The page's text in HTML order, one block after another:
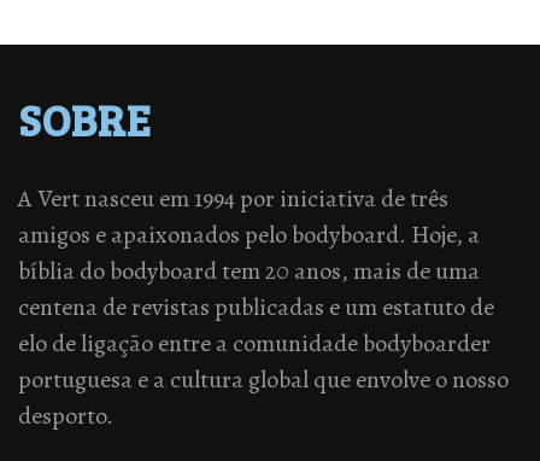
SOBRE
A Vert nasceu em 1994 por iniciativa de três
amigos e apaixonados pelo bodyboard. Hoje, a
bíblia do bodyboard tem 20 anos, mais de uma
centena de revistas publicadas e um estatuto de
elo de ligação entre a comunidade bodyboarder
portuguesa e a cultura global que envolve o nosso
desporto.